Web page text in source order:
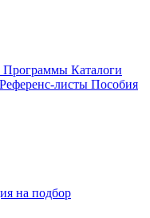
Программы Каталоги
Референс-листы Пособия
на подбор